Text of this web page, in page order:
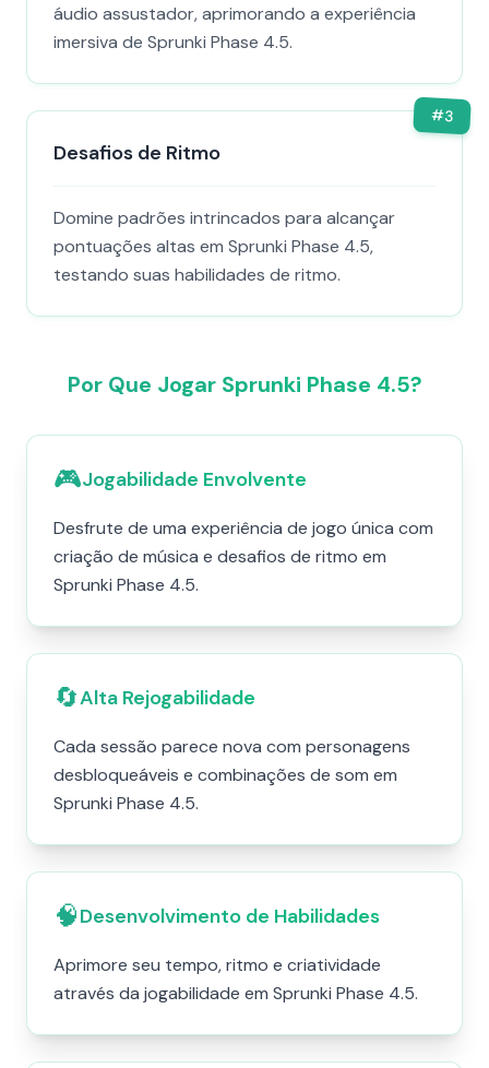
áudio assustador, aprimorando a experiência
imersiva de Sprunki Phase 4.5.
#3
Desafios de Ritmo
Domine padrões intrincados para alcançar
pontuações altas em Sprunki Phase 4.5,
testando suas habilidades de ritmo.
Por Que Jogar Sprunki Phase 4.5?
🎮Jogabilidade Envolvente
Desfrute de uma experiência de jogo única com
criação de música e desafios de ritmo em
Sprunki Phase 4.5.
🔄Alta Rejogabilidade
Cada sessão parece nova com personagens
desbloqueáveis e combinações de som em
Sprunki Phase 4.5.
🧠Desenvolvimento de Habilidades
Aprimore seu tempo, ritmo e criatividade
através da jogabilidade em Sprunki Phase 4.5.